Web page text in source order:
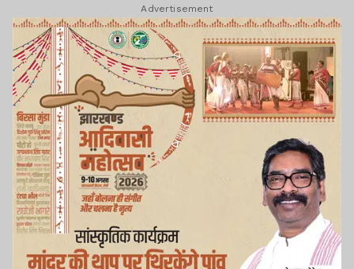
Advertisement